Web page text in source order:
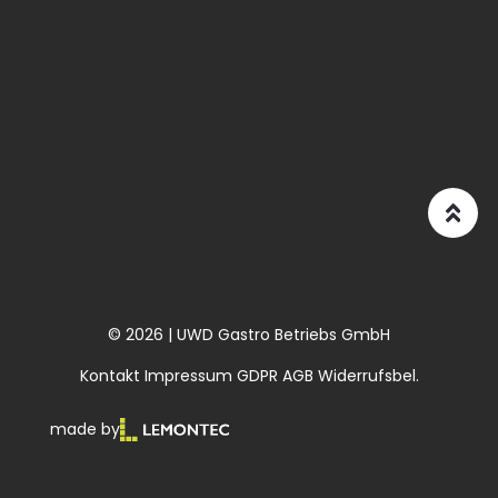
© 2026 | UWD Gastro Betriebs GmbH
Kontakt Impressum GDPR AGB Widerrufsbel.
made by